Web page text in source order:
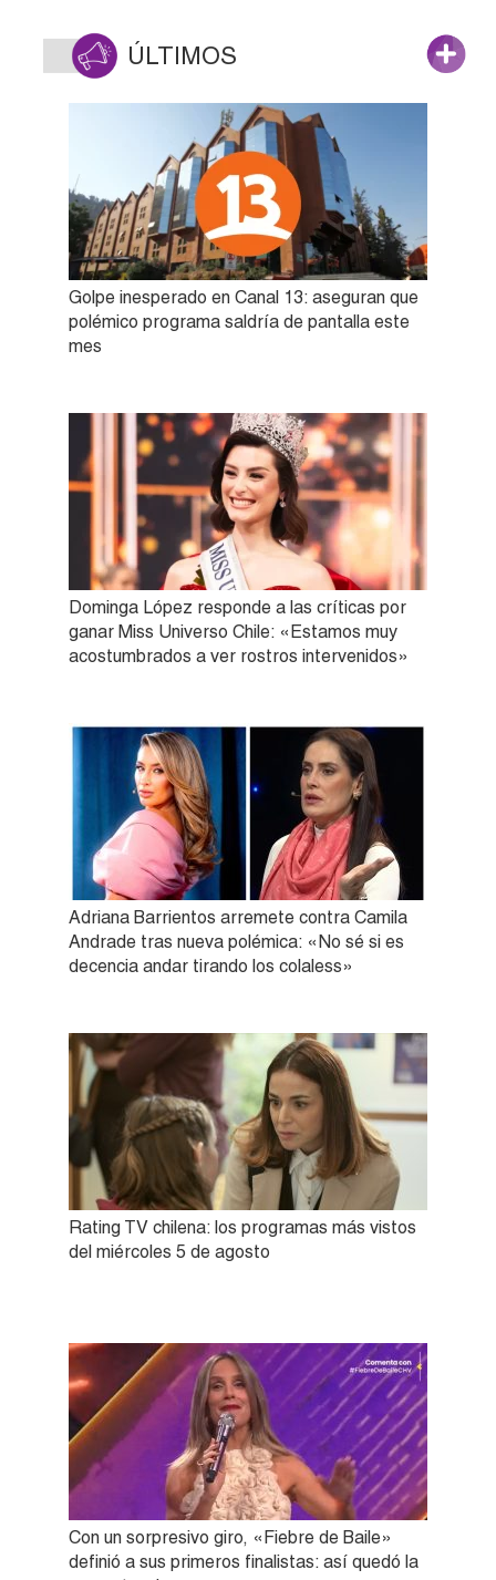
ÚLTIMOS
Golpe inesperado en Canal 13: aseguran que
polémico programa saldría de pantalla este
mes
Dominga López responde a las críticas por
ganar Miss Universo Chile: «Estamos muy
acostumbrados a ver rostros intervenidos»
Adriana Barrientos arremete contra Camila
Andrade tras nueva polémica: «No sé si es
decencia andar tirando los colaless»
Rating TV chilena: los programas más vistos
del miércoles 5 de agosto
Con un sorpresivo giro, «Fiebre de Baile»
definió a sus primeros finalistas: así quedó la